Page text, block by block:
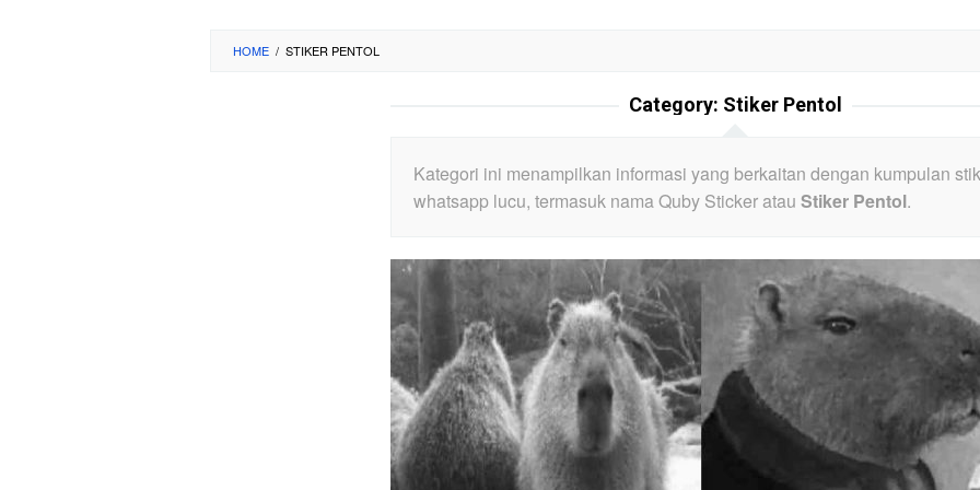
HOME / STIKER PENTOL
Category: Stiker Pentol
Kategori ini menampilkan informasi yang berkaitan dengan kumpulan
whatsapp lucu, termasuk nama Quby Sticker atau Stiker Pentol.